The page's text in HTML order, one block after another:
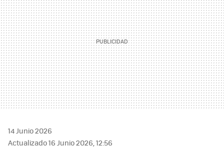
14 Junio 2026
Actualizado 16 Junio 2026, 12:56